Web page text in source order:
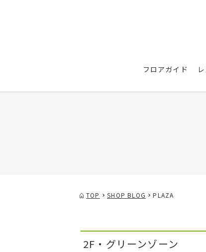
フロアガイド
TOP SHOP BLOG PLAZA
2F・グリーンゾーン